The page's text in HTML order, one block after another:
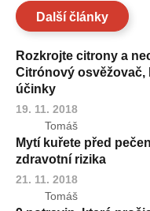
Další články
Rozkrojte citrony a
Citrónový osvěžovač,
účinky
19. 11. 2018
Tomáš
Mytí kuřete před
zdravotní rizika
21. 11. 2018
Tomáš